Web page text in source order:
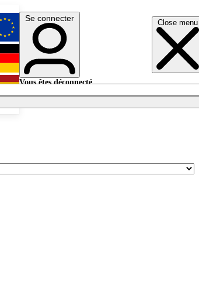
Close menu
English
Deutsch
Se connecter
Vous êtes déconnecté.